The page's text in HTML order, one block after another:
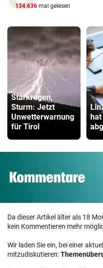
134.636 mal gelesen
Starkregen,
Sturm: Jetzt
Unwetterwarnung
für Tirol
Da dieser Artikel älter als 18
kein Kommentieren mehr
Wir laden Sie ein, bei einer
mitzudiskutieren: